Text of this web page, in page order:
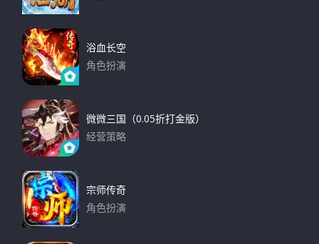
浴血长空
角色扮演
微微三国（0.05折打金版）
经营策略
宗师传奇
角色扮演